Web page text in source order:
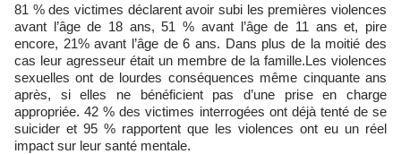
81 % des victimes déclarent avoir subi les premières violences
avant l’âge de 18 ans, 51 % avant l’âge de 11 ans et, pire
encore, 21% avant l’âge de 6 ans. Dans plus de la moitié des
cas leur agresseur était un membre de la famille.Les violences
sexuelles ont de lourdes conséquences même cinquante ans
après, si elles ne bénéficient pas d’une prise en charge
appropriée. 42 % des victimes interrogées ont déjà tenté de se
suicider et 95 % rapportent que les violences ont eu un réel
impact sur leur santé mentale.